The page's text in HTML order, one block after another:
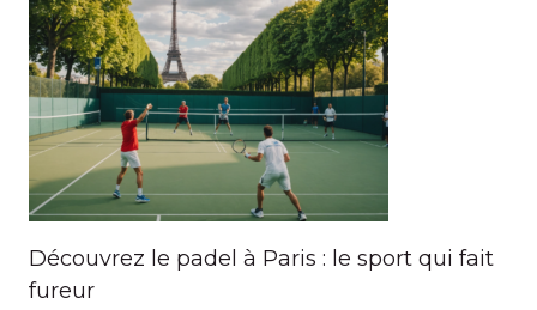
Découvrez le padel à Paris : le sport qui fait
fureur